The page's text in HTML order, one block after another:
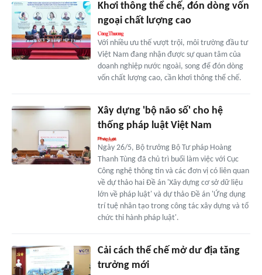
Khơi thông thể chế, đón dòng vốn
ngoại chất lượng cao
Với nhiều ưu thế vượt trội, môi trường đầu tư
Việt Nam đang nhận được sự quan tâm của
doanh nghiệp nước ngoài, song để đón dòng
vốn chất lượng cao, cần khơi thông thể chế.
Xây dựng 'bộ não số' cho hệ
thống pháp luật Việt Nam
Ngày 26/5, Bộ trưởng Bộ Tư pháp Hoàng
Thanh Tùng đã chủ trì buổi làm việc với Cục
Công nghệ thông tin và các đơn vị có liên quan
về dự thảo hai Đề án 'Xây dựng cơ sở dữ liệu
lớn về pháp luật' và dự thảo Đề án 'Ứng dụng
trí tuệ nhân tạo trong công tác xây dựng và tổ
chức thi hành pháp luật'.
Cải cách thể chế mở dư địa tăng
trưởng mới